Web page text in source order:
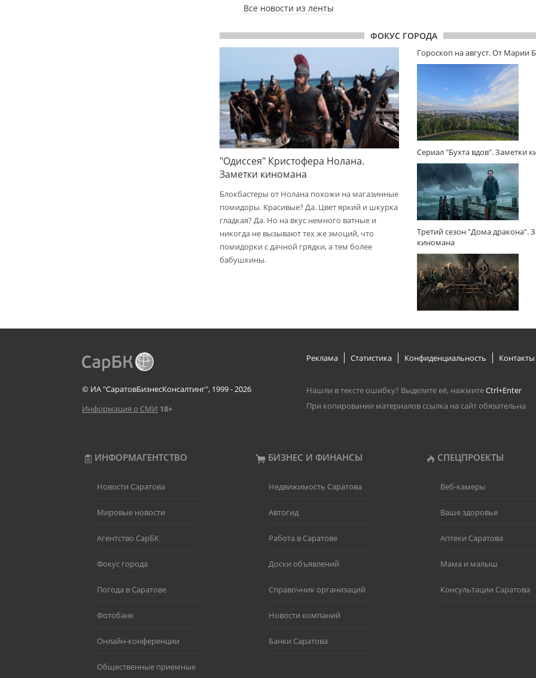
Все новости из ленты
ФОКУС ГОРОДА
"Одиссея" Кристофера Нолана.
Заметки киномана
Блокбастеры от Нолана похожи на магазинные
помидоры. Красивые? Да. Цвет яркий и шкурка
гладкая? Да. Но на вкус немного ватные и
никогда не вызывают тех же эмоций, что
помидорки с дачной грядки, а тем более
бабушкины.
Гороскоп на август. От Марии
Сериал "Бухта вдов". Заметки
Третий сезон "Дома дракона".
киномана
© ИА "СаратовБизнесКонсалтинг", 1999 - 2026
Информация о СМИ 18+
Реклама Статистика Конфиденциальность Контакты
Нашли в тексте ошибку? Выделите её, нажмитеCtrl+Enter
При копировании материалов ссылка на сайт обязательна
ИНФОРМАГЕНТСТВО БИЗНЕС И ФИНАНСЫ СПЕЦПРОЕКТЫ
Новости Саратова
Мировые новости
Агентство СарБК
Фокус города
Погода в Саратове
Фотобанк
Онлайн-конференции
Общественные приемные
Недвижимость Саратова
Автогид
Работа в Саратове
Доски объявлений
Справочник организаций
Новости компаний
Банки Саратова
Веб-камеры
Ваше здоровье
Аптеки Саратова
Мама и малыш
Консультации Саратова